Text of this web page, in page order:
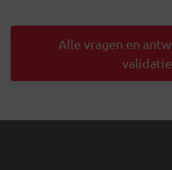
Alle vragen en